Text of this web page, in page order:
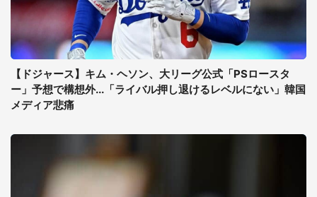
【ドジャース】キム・ヘソン、大リーグ公式「PSロースタ
ー」予想で構想外...「ライバル押し退けるレベルにない」韓国
メディア悲痛